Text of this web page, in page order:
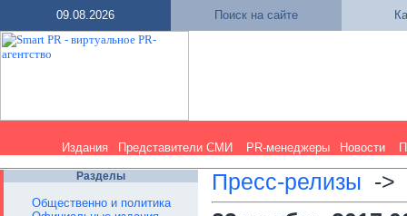
09.08.2026 Поиск на сайте
Издания Представители СМИ PR-менеджеры Новости
Разделы
Общественно и политика
Пресс-релизы ->